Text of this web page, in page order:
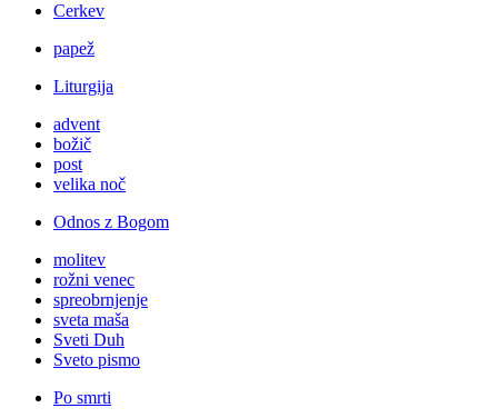
Cerkev
papež
Liturgija
advent
božič
post
velika noč
Odnos z Bogom
molitev
rožni venec
spreobrnjenje
sveta maša
Sveti Duh
Sveto pismo
Po smrti